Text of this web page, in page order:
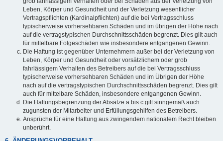
Leben, Körper und Gesundheit und der Verletzung wesentlicher
Vertragspflichten (Kardinalpflichten) auf die bei Vertragsschluss
typischerweise vorhersehbaren Schäden und im übrigen der Höhe nach
auf die vertragstypischen Durchschnittsschäden begrenzt. Dies gilt auch
für mittelbare Folgeschäden wie insbesondere entgangenen Gewinn.
Die Haftung ist gegenüber Unternehmern außer bei der Verletzung von
Leben, Körper und Gesundheit oder vorsätzlichem oder grob
fahrlässigem Verhalten des Betreibers auf die bei Vertragsschluss
typischerweise vorhersehbaren Schäden und im Übrigen der Höhe
nach auf die vertragstypischen Durchschnittsschäden begrenzt. Dies gilt
auch für mittelbare Schäden, insbesondere entgangenen Gewinn.
Die Haftungsbegrenzung der Absätze a bis c gilt sinngemäß auch
zugunsten der Mitarbeiter und Erfüllungsgehilfen des Betreibers.
Ansprüche für eine Haftung aus zwingendem nationalem Recht bleiben
unberührt.